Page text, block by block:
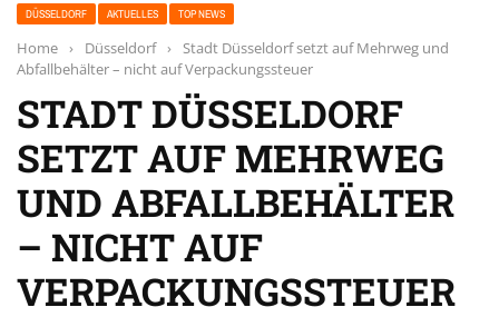
DÜSSELDORF AKTUELLES TOP NEWS
Home › Düsseldorf › Stadt Düsseldorf setzt auf Mehrweg und
Abfallbehälter – nicht auf Verpackungssteuer
STADT DÜSSELDORF
SETZT AUF MEHRWEG
UND ABFALLBEHÄLTER
– NICHT AUF
VERPACKUNGSSTEUER